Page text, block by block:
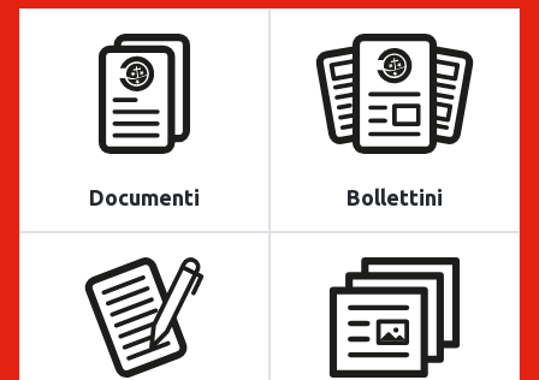
Documenti Bollettini